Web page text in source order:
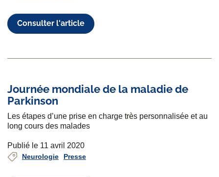
Consulter l'article
Journée mondiale de la maladie de
Parkinson
Les étapes d’une prise en charge très personnalisée et au
long cours des malades
Publié le 11 avril 2020
Neurologie Presse